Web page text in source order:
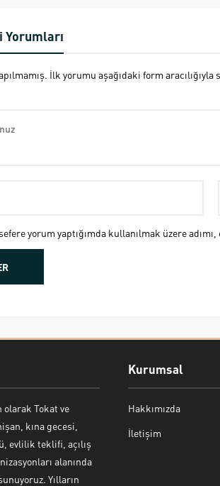
Yorumları
İlk yorumu aşağıdaki form
yorum yaptığımda kullanılmak üzere
olarak Tokat ve
kına gecesi,
evlilik teklifi, açılış
alanında
Yılların
Kurumsal
Hakkımızda
İletişim